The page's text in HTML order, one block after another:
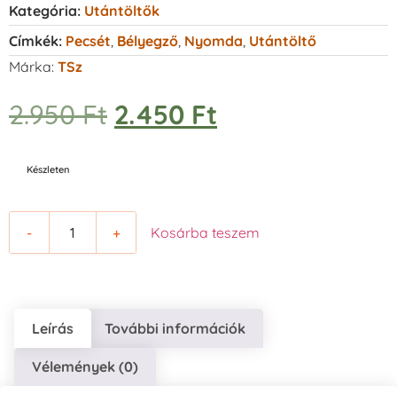
Kategória: Utántöltők
Címkék: Pecsét Bélyegző Nyomda Utántöltő
Márka: TSz
2.950Ft 2.450 Ft
Készleten
- + Kosárba teszem
Leírás További információk
Vélemények (0)